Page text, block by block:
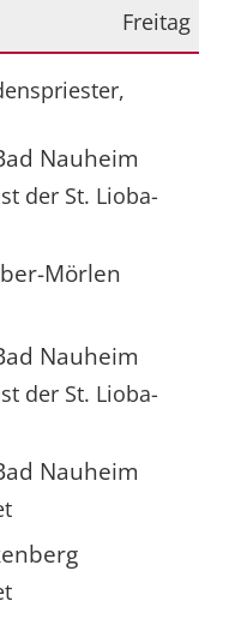
Freitag
Nauheim
der St. Lioba-
Mörlen
Nauheim
der St. Lioba-
Nauheim